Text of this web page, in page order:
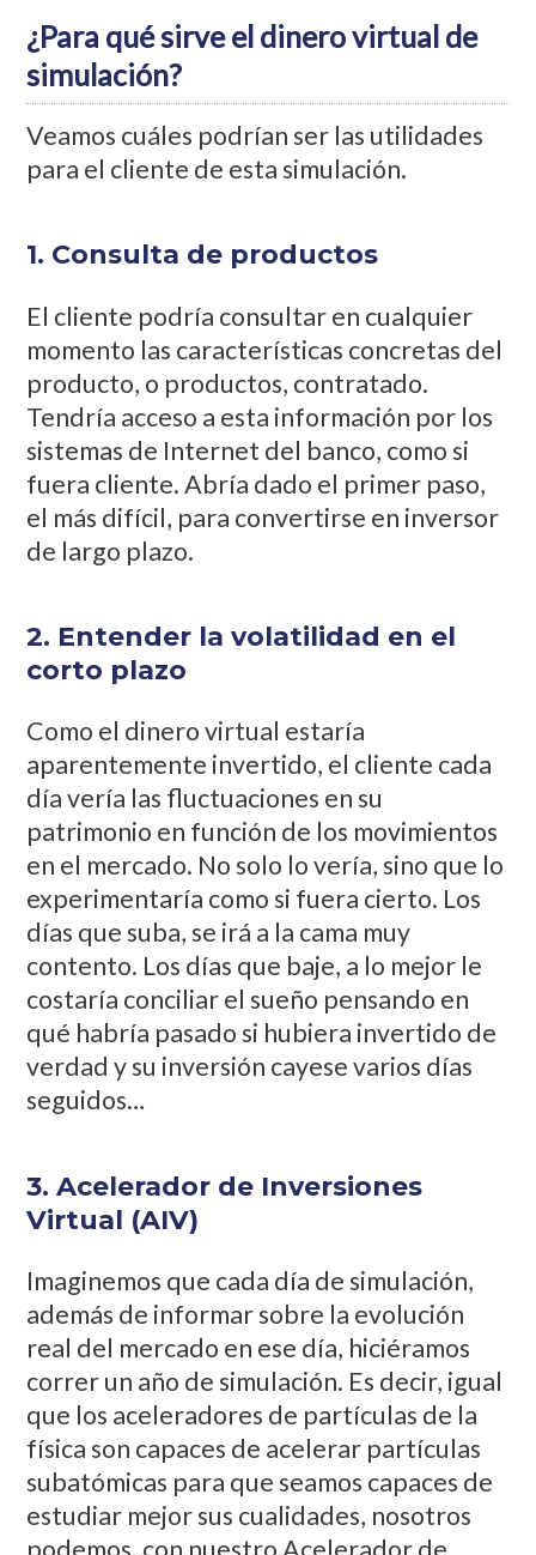
¿Para qué sirve el dinero virtual de
simulación?
Veamos cuáles podrían ser las utilidades
para el cliente de esta simulación.
1. Consulta de productos
El cliente podría consultar en cualquier
momento las características concretas del
producto, o productos, contratado.
Tendría acceso a esta información por los
sistemas de Internet del banco, como si
fuera cliente. Abría dado el primer paso,
el más difícil, para convertirse en inversor
de largo plazo.
2. Entender la volatilidad en el
corto plazo
Como el dinero virtual estaría
aparentemente invertido, el cliente cada
día vería las fluctuaciones en su
patrimonio en función de los movimientos
en el mercado. No solo lo vería, sino que lo
experimentaría como si fuera cierto. Los
días que suba, se irá a la cama muy
contento. Los días que baje, a lo mejor le
costaría conciliar el sueño pensando en
qué habría pasado si hubiera invertido de
verdad y su inversión cayese varios días
seguidos…
3. Acelerador de Inversiones
Virtual (AIV)
Imaginemos que cada día de simulación,
además de informar sobre la evolución
real del mercado en ese día, hiciéramos
correr un año de simulación. Es decir, igual
que los aceleradores de partículas de la
física son capaces de acelerar partículas
subatómicas para que seamos capaces de
estudiar mejor sus cualidades, nosotros
podemos, con nuestro Acelerador de